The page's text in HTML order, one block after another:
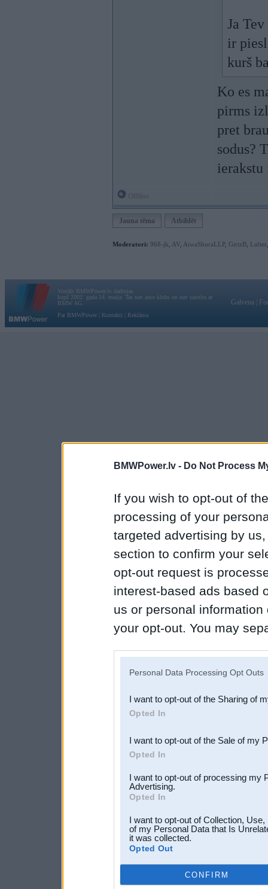
BMWPower.lv - Do Not Process
If you wish to opt-out of
processing of your
targeted advertising by
section to confirm your
opt-out request is
interest-based ads based
us or personal
your opt-out. You may
Downstream Participants
third parties.
Personal Data Processing Opt Outs
I want to opt-out of the Sharing of
Opted In
I want to opt-out of the Sale of my
Opted In
I want to opt-out of processing my
Advertising.
Opted In
I want to opt-out of Collection,
of my Personal Data that Is
it was collected.
Opted Out
CONFIRM
Ja
ir
kurš
Ko es
pirms
pret
sodus?
ierakstu
Jauna tēma Atbildēt
Moderatori: 968-jk AV AiwaShuraLLP, GirtzB Lafter
Vortāls BMWPower.lv darbojas
kopš 2002. gada 14. maija. Tas nav auto klubs un nav saistīts ar
BMW AG.
Par BMWPower
Kontakti Reklāma
Galvena